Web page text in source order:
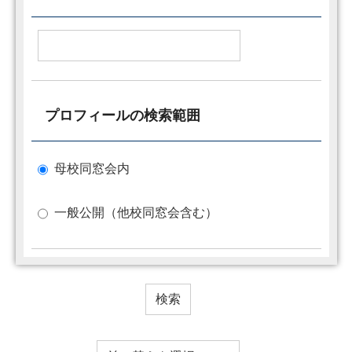
プロフィールの検索範囲
母校同窓会内
一般公開（他校同窓会含む）